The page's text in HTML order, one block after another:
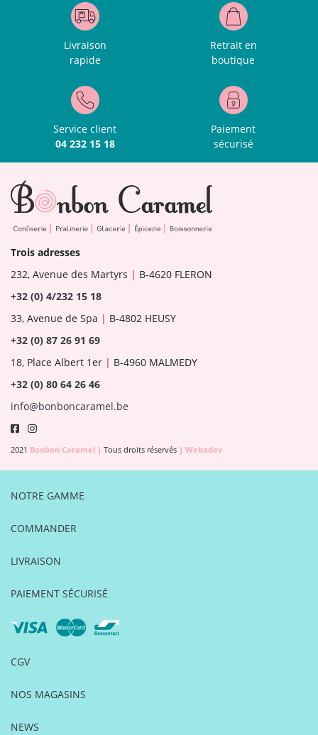
Livraison
rapide
Retrait en
boutique
Service client
04 232 15 18
Paiement
sécurisé
Trois adresses
232, Avenue des Martyrs | B-4620 FLERON
+32 (0) 4/232 15 18
33, Avenue de Spa | B-4802 HEUSY
+32 (0) 87 26 91 69
18, Place Albert 1er | B-4960 MALMEDY
+32 (0) 80 64 26 46
info@bonboncaramel.be
2021 Bonbon Caramel | Tous droits réservés | Webadev
NOTRE GAMME
COMMANDER
LIVRAISON
PAIEMENT SÉCURISÉ
CGV
NOS MAGASINS
NEWS